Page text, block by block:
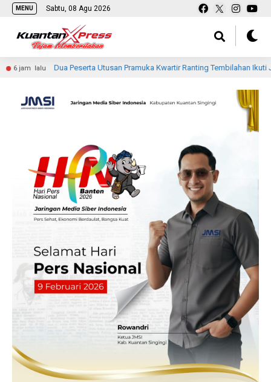
MENU Sabtu, 08 Agu 2026
Dua Peserta Utusan Pramuka Kwartir Ranting Tembilahan Ikuti Jambore